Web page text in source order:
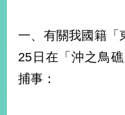
一、有關我國籍「
25日在「沖之鳥
捕事：